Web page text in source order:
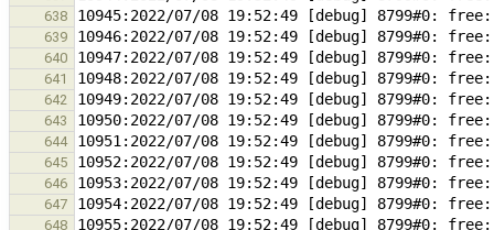
638
639
640
641
642
643
644
645
646
647
648